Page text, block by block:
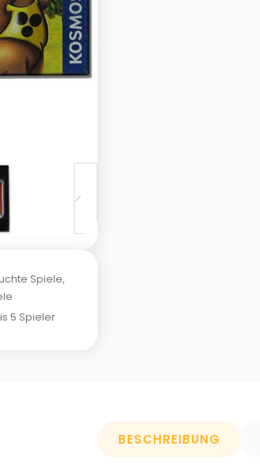
Spiele,
5 Spieler
BESCHREIBUNG